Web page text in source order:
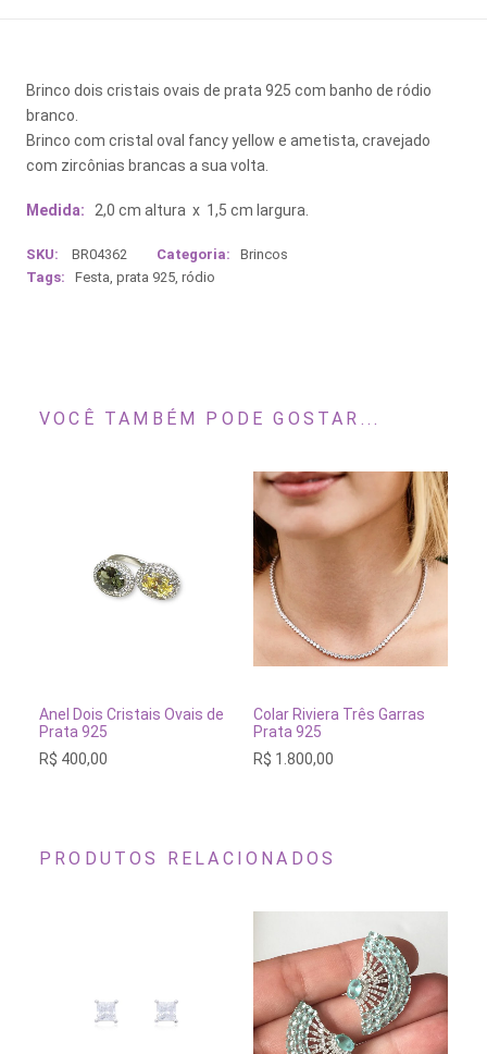
Brinco dois cristais ovais de prata 925 com banho de ródio
branco.
Brinco com cristal oval fancy yellow e ametista, cravejado
com zircônias brancas a sua volta.
Medida: 2,0 cm altura x 1,5 cm largura.
SKU: BR04362 Categoria:
Brincos
Tags:
Festa, prata 925, ródio
VOCÊ TAMBÉM PODE GOSTAR...
Ovais de ADICIONAR AO CARRINHO
Colar Riviera Três Garras
ESGOTADO
Pulseira Riviera
PRODUTOS RELACIONADOS
OFERTA!